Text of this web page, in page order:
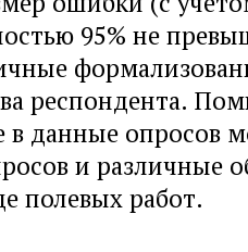
95% не
респондента.
данные опросов
и различные
полевых работ.